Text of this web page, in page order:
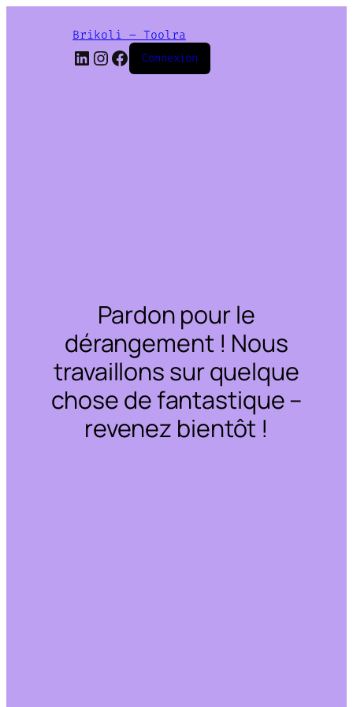
Brikoli – Toolra
LinkedIn
Instagram
Facebook
Connexion
Pardon pour le
dérangement ! Nous
travaillons sur quelque
chose de fantastique –
revenez bientôt !